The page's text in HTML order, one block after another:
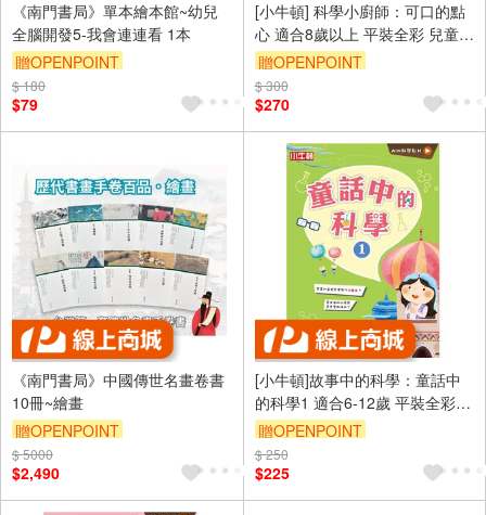
《南門書局》單本繪本館~幼兒
全腦開發5-我會連連看 1本
贈OPENPOINT
$ 180
$79
[小牛頓] 科學小廚師：可口的點
心 適合8歲以上 平裝全彩 兒童漫
畫科學烹飪書
贈OPENPOINT
$ 300
$270
《南門書局》中國傳世名畫卷書
10冊~繪畫
贈OPENPOINT
$ 5000
$2,490
[小牛頓]故事中的科學：童話中
的科學1 適合6-12歲 平裝全彩
搭科學影片隨掃隨看
贈OPENPOINT
$ 250
$225